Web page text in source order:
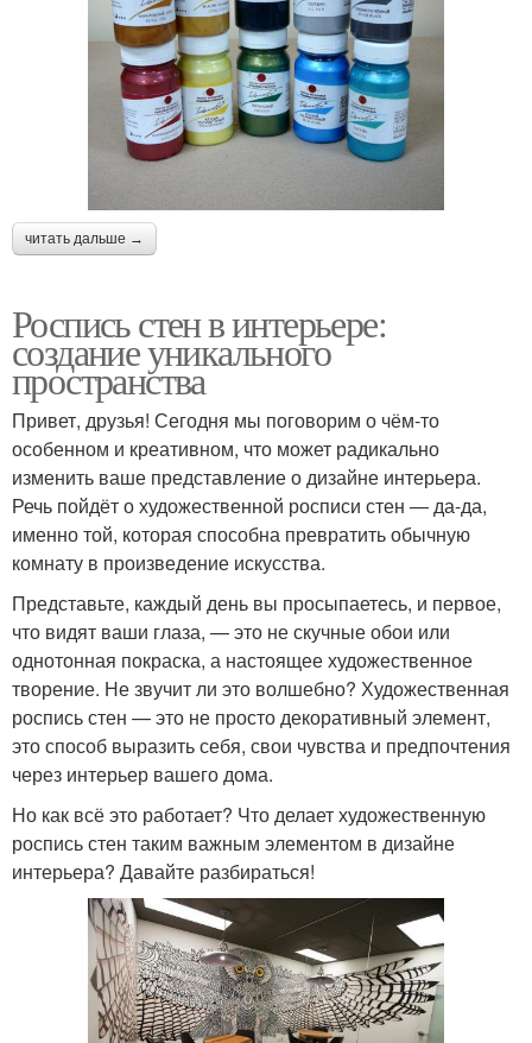
читать дальше →
Роспись стен в интерьере:
создание уникального
пространства
Привет, друзья! Сегодня мы поговорим о чём-то
особенном и креативном, что может радикально
изменить ваше представление о дизайне интерьера.
Речь пойдёт о художественной росписи стен — да-да,
именно той, которая способна превратить обычную
комнату в произведение искусства.
Представьте, каждый день вы просыпаетесь, и первое,
что видят ваши глаза, — это не скучные обои или
однотонная покраска, а настоящее художественное
творение. Не звучит ли это волшебно? Художественная
роспись стен — это не просто декоративный элемент,
это способ выразить себя, свои чувства и предпочтения
через интерьер вашего дома.
Но как всё это работает? Что делает художественную
роспись стен таким важным элементом в дизайне
интерьера? Давайте разбираться!